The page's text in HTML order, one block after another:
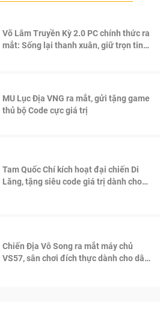
Võ Lâm Truyền Kỳ 2.0 PC chính thức ra
mắt: Sống lại thanh xuân, giữ trọn tinh
MU Lục Địa VNG ra mắt, gửi tặng game
thủ bộ Code cực giá trị
Tam Quốc Chí kích hoạt đại chiến Di
Lăng, tặng siêu code giá trị dành cho
Chiến Địa Vô Song ra mắt máy chủ
VS57, sân chơi đích thực dành cho dân